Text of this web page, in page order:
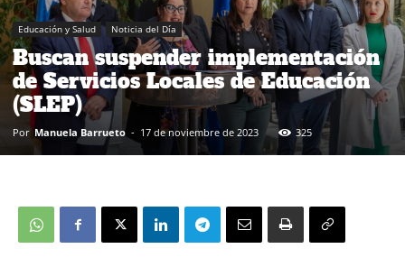
Educación y Salud Noticia del Día
Buscan suspender implementación
de Servicios Locales de Educación
(SLEP)
Por Manuela Barrueto - 17 de noviembre de 2023 325